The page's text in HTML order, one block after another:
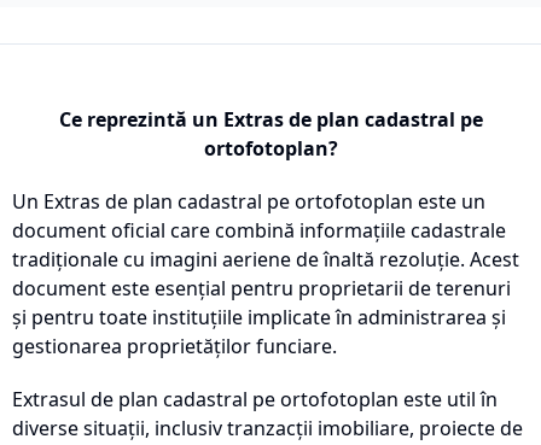
Ce reprezintă un Extras de plan cadastral pe
ortofotoplan?
Un Extras de plan cadastral pe ortofotoplan este un
document oficial care combină informațiile cadastrale
tradiționale cu imagini aeriene de înaltă rezoluție. Acest
document este esențial pentru proprietarii de terenuri
și pentru toate instituțiile implicate în administrarea și
gestionarea proprietăților funciare.
Extrasul de plan cadastral pe ortofotoplan este util în
diverse situații, inclusiv tranzacții imobiliare, proiecte de